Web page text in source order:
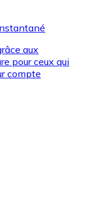
aux
pour ceux qui
compte